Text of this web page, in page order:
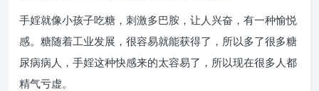
手婬就像小孩子吃糖，刺激多巴胺，让人兴奋，有一种愉悦
感。糖随着工业发展，很容易就能获得了，所以多了很多糖
尿病病人，手婬这种快感来的太容易了，所以现在很多人都
精气亏虚。